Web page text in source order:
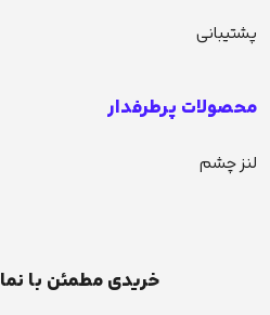
پشتیبانی
محصولات پرطرفدار
لنز چشم
خریدی مطمئن با